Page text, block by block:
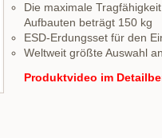
Die maximale
Aufbauten beträgt 150 kg
ESD-Erdungsset für den
Weltweit größte Auswahl
Produktvideo im
⇒ Einfach